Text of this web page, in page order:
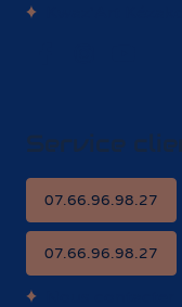
Service
07.66.96.98.27
07.66.96.98.27